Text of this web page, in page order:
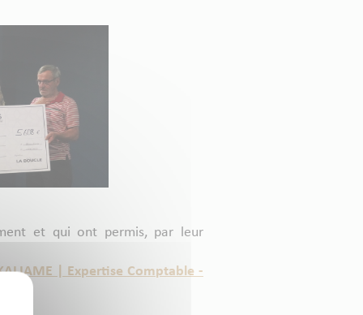
et qui ont permis, par leur
| Expertise Comptable -